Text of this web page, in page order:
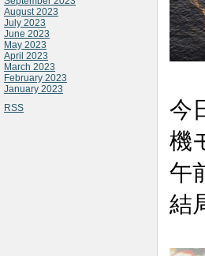
August 2023
July 2023
June 2023
May 2023
April 2023
March 2023
February 2023
January 2023
RSS
今
機
午
結